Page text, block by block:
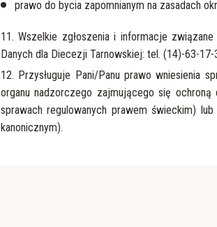
prawo do bycia zapomnianym na zasadach
11. Wszelkie zgłoszenia i informacje
Danych dla Diecezji Tarnowskiej: tel. (14)-63-17-
12. Przysługuje Pani/Panu prawo wniesienia
organu nadzorczego zajmującego się
sprawach regulowanych prawem świeckim)
kanonicznym).